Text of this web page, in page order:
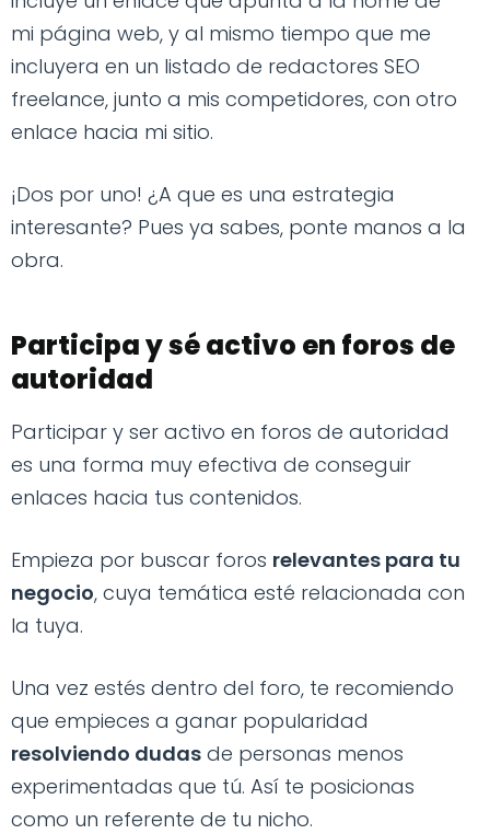
mi página web, y al mismo tiempo que me
incluyera en un listado de redactores SEO
freelance, junto a mis competidores, con otro
enlace hacia mi sitio.
¡Dos por uno! ¿A que es una estrategia
interesante? Pues ya sabes, ponte manos a la
obra.
Participa y sé activo en foros de
autoridad
Participar y ser activo en foros de autoridad
es una forma muy efectiva de conseguir
enlaces hacia tus contenidos.
Empieza por buscar foros relevantes para tu
negocio, cuya temática esté relacionada con
la tuya.
Una vez estés dentro del foro, te recomiendo
que empieces a ganar popularidad
resolviendo dudas de personas menos
experimentadas que tú. Así te posicionas
como un referente de tu nicho.